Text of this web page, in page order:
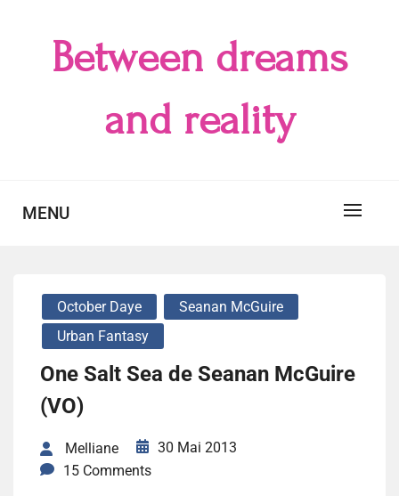
Between dreams
and reality
MENU
October Daye
Seanan McGuire
Urban Fantasy
One Salt Sea de Seanan McGuire
(VO)
Melliane
30 Mai 2013
15 Comments